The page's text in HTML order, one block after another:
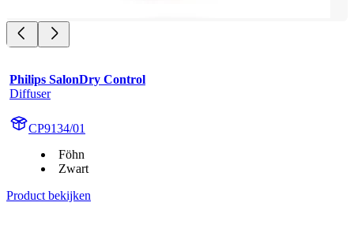
Philips SalonDry Control
Diffuser
CP9134/01
Föhn
Zwart
Product bekijken